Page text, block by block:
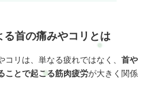
る首の痛みやコリとは
コリは、単なる疲れではなく、首や
ことで起こる筋肉疲労が大きく関係